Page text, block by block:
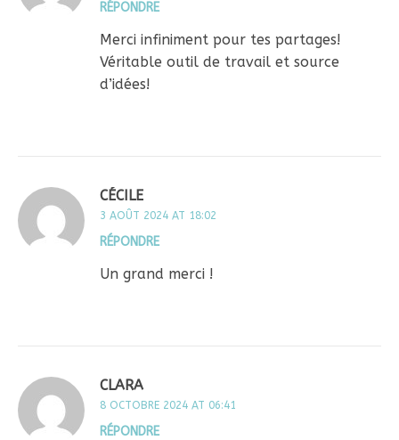
RÉPONDRE
Merci infiniment pour tes partages!
Véritable outil de travail et source
d’idées!
CÉCILE
3 AOÛT 2024 AT 18:02
RÉPONDRE
Un grand merci !
CLARA
8 OCTOBRE 2024 AT 06:41
RÉPONDRE